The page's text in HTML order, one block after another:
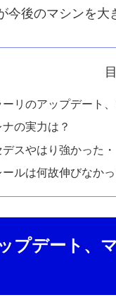
今後のマシンを大
ーリのアップデート
の実力は？
デスやはり強かった・
ールは何故伸びなか
プデート、